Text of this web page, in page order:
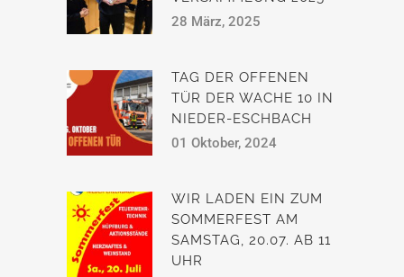
28 März, 2025
TAG DER OFFENEN
TÜR DER WACHE 10 IN
NIEDER-ESCHBACH
01 Oktober, 2024
WIR LADEN EIN ZUM
SOMMERFEST AM
SAMSTAG, 20.07. AB 11
UHR